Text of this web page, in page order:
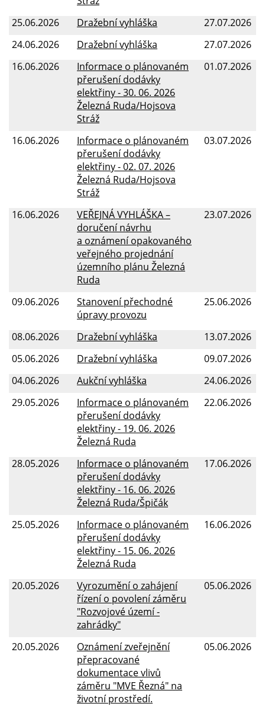
25.06.2026
27.07.2026
Dražební vyhláška
24.06.2026
27.07.2026
Dražební vyhláška
16.06.2026
01.07.2026
Informace o plánovaném
přerušení dodávky
elektřiny - 30. 06. 2026
Železná Ruda/Hojsova
Stráž
16.06.2026
03.07.2026
Informace o plánovaném
přerušení dodávky
elektřiny - 02. 07. 2026
Železná Ruda/Hojsova
Stráž
16.06.2026
23.07.2026
VEŘEJNÁ VYHLÁŠKA –
doručení návrhu
a oznámení opakovaného
veřejného projednání
územního plánu Železná
Ruda
09.06.2026
25.06.2026
Stanovení přechodné
úpravy provozu
08.06.2026
13.07.2026
Dražební vyhláška
05.06.2026
09.07.2026
Dražební vyhláška
04.06.2026
24.06.2026
Aukční vyhláška
29.05.2026
22.06.2026
Informace o plánovaném
přerušení dodávky
elektřiny - 19. 06. 2026
Železná Ruda
28.05.2026
17.06.2026
Informace o plánovaném
přerušení dodávky
elektřiny - 16. 06. 2026
Železná Ruda/Špičák
25.05.2026
16.06.2026
Informace o plánovaném
přerušení dodávky
elektřiny - 15. 06. 2026
Železná Ruda
20.05.2026
05.06.2026
Vyrozumění o zahájení
řízení o povolení záměru
"Rozvojové území -
zahrádky"
20.05.2026
05.06.2026
Oznámení zveřejnění
přepracované
dokumentace vlivů
záměru "MVE Řezná" na
životní prostředí.